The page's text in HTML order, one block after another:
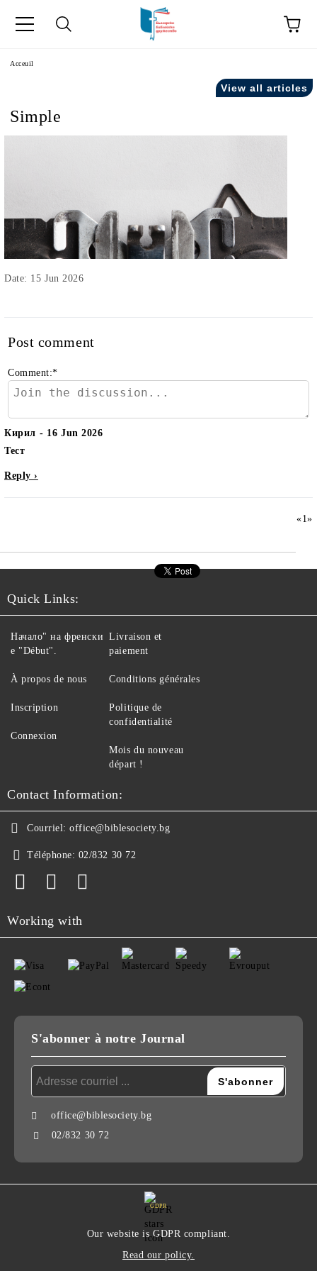
като "Équipe".
in French.
Acceuil
View all articles
Simple
Date: 15 Jun 2026
Post comment
Comment:*
Кирил
16 Jun 2026
Тест
Reply ›
«1»
Quick Links:
Начало" на френски
е "Début".
À propos de nous
Inscription
Connexion
Livraison et
paiement
Conditions générales
Politique de
confidentialité
Mois du nouveau
départ !
Contact Information:
Courriel: office@biblesociety.bg
Téléphone: 02/832 30 72
Working with
S'abonner à notre Journal
office@biblesociety.bg
02/832 30 72
GDPR
Our website is GDPR compliant.
Read our policy.